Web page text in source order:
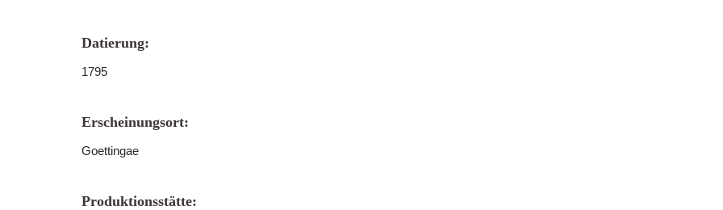
Datierung:
1795
Erscheinungsort:
Goettingae
Produktionsstätte: